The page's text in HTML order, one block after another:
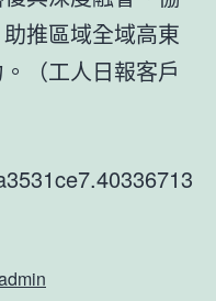
推區域全域高東
（工人日報客戶